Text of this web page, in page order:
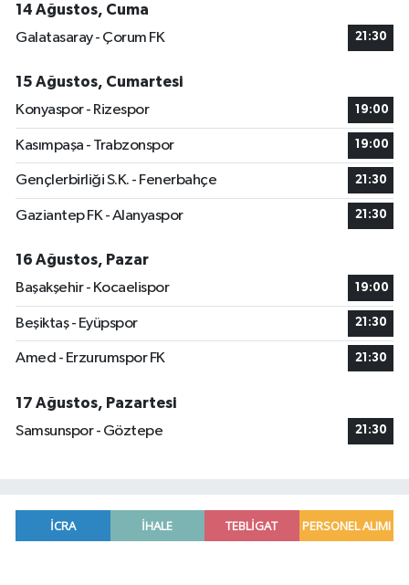
14 Ağustos, Cuma
Galatasaray - Çorum FK
21:30
15 Ağustos, Cumartesi
Konyaspor - Rizespor
19:00
Kasımpaşa - Trabzonspor 19:00
Gençlerbirliği S.K. - Fenerbahçe 21:30
Gaziantep FK - Alanyaspor 21:30
16 Ağustos, Pazar
Başakşehir - Kocaelispor
19:00
Beşiktaş - Eyüpspor 21:30
Amed - Erzurumspor FK 21:30
17 Ağustos, Pazartesi
Samsunspor - Göztepe
21:30